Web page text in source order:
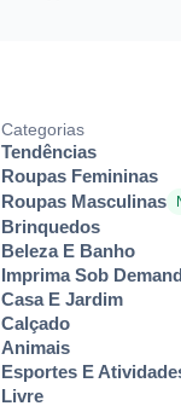
Categorias
Tendências
Roupas Femininas
Roupas Masculinas
Brinquedos
Beleza E Banho
Imprima Sob
Casa E Jardim
Calçado
Animais
Esportes E
Livre